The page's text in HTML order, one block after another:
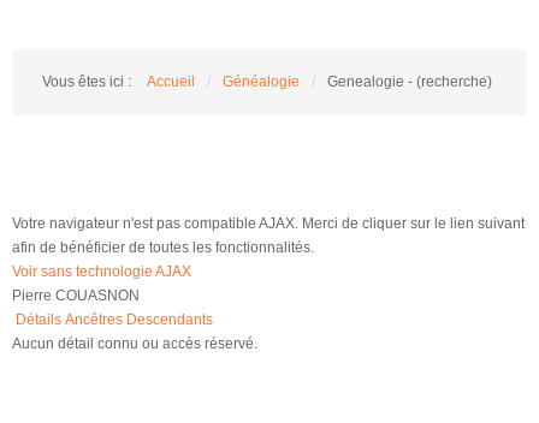
Vous êtes ici : Accueil / Généalogie / Genealogie - (recherche)
Votre navigateur n'est pas compatible AJAX. Merci de cliquer sur le lien suivant
afin de bénéficier de toutes les fonctionnalités.
Voir sans technologie AJAX
Pierre COUASNON
Détails Ancêtres Descendants
Aucun détail connu ou accès réservé.